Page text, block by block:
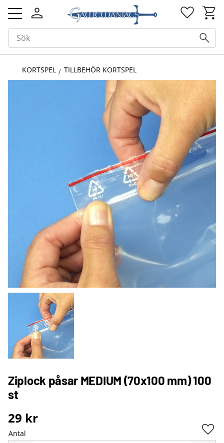
Meny
KORTSPEL TILLBEHÖR KORTSPEL
Ziplock påsar MEDIUM (70x100 mm) 100
st
29 kr
Antal